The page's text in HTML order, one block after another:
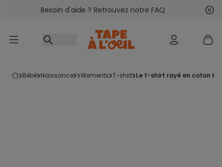
Accéder au contenu
Besoin d'aide ? Retrouvez notre FAQ
bébé naissance vêtements t-shirt le t-shirt rayé en coton